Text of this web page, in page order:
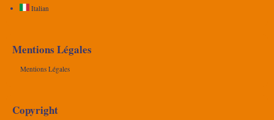
Italian
Mentions Légales
Mentions Légales
Copyright